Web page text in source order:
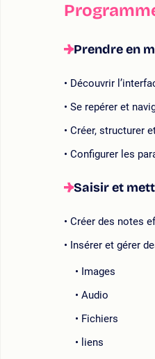
Prendre en
Découvrir
Se repérer et
Créer, structurer
Configurer les
Saisir et
Créer des notes
Insérer et gérer
Images
Audio
Fichiers
liens